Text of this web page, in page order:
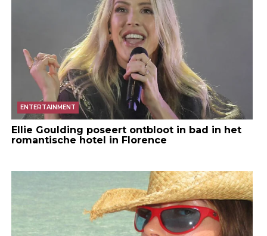
ENTERTAINMENT
Ellie Goulding poseert ontbloot in bad in het
romantische hotel in Florence